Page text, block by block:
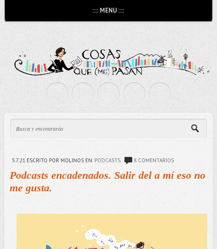
:::: MENU ::::
5.7.21 ESCRITO POR MOLINOS EN: PODCASTS 8 COMENTARIOS
Podcasts encadenados. Salir del a mí eso no
me gusta.